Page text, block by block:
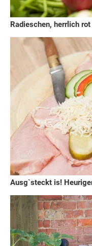
Radieschen, herrlich
Ausg`steckt is!